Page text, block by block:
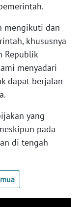
mengikuti dan
khususnya
Republik
menyadari
dapat berjalan
yang
pada
di tengah